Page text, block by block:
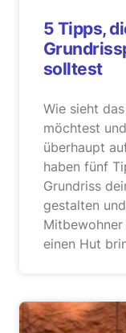
5 Tipps,
solltest
Wie sieht
möchtest
überhaupt
haben fünf
Grundriss
gestalten
einen Hut